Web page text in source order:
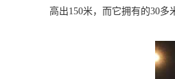
高出150米，而它拥有的30多